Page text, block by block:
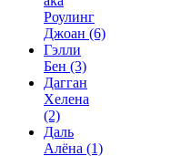
Роулинг
Джоан (6)
Гэлли
Бен (3)
Дагган
Хелена
(2)
Даль
Алёна (1)